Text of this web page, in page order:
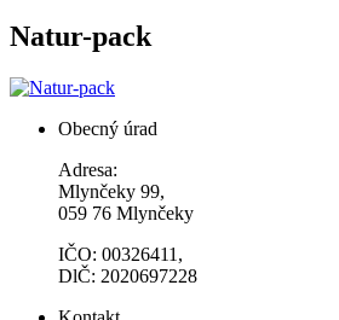
Natur-pack
Obecný úrad
Adresa:
Mlynčeky 99,
059 76 Mlynčeky
IČO: 00326411,
DlČ: 2020697228